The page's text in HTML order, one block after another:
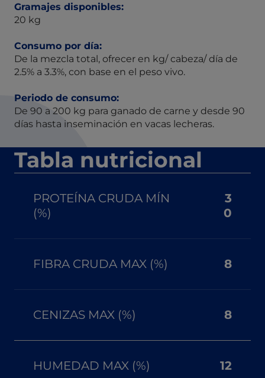
Gramajes disponibles:
20 kg
Consumo por día:
De la mezcla total, ofrecer en kg/ cabeza/ día de
2.5% a 3.3%, con base en el peso vivo.
Periodo de consumo:
De 90 a 200 kg para ganado de carne y desde 90
días hasta inseminación en vacas lecheras.
Tabla nutricional
PROTEÍNA CRUDA MÍN
(%)
3
0
FIBRA CRUDA MAX (%) 8
CENIZAS MAX (%) 8
HUMEDAD MAX (%) 12